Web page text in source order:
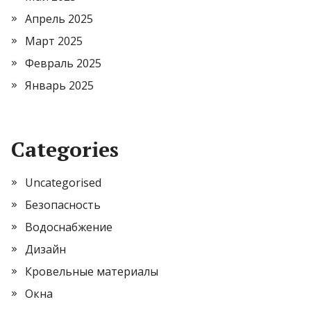
Апрель 2025
Март 2025
Февраль 2025
Январь 2025
Categories
Uncategorised
Безопасность
Водоснабжение
Дизайн
Кровельные материалы
Окна